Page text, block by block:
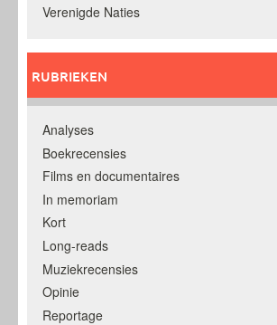
Verenigde Naties
RUBRIEKEN
Analyses
Boekrecensies
Films en documentaires
In memoriam
Kort
Long-reads
Muziekrecensies
Opinie
Reportage